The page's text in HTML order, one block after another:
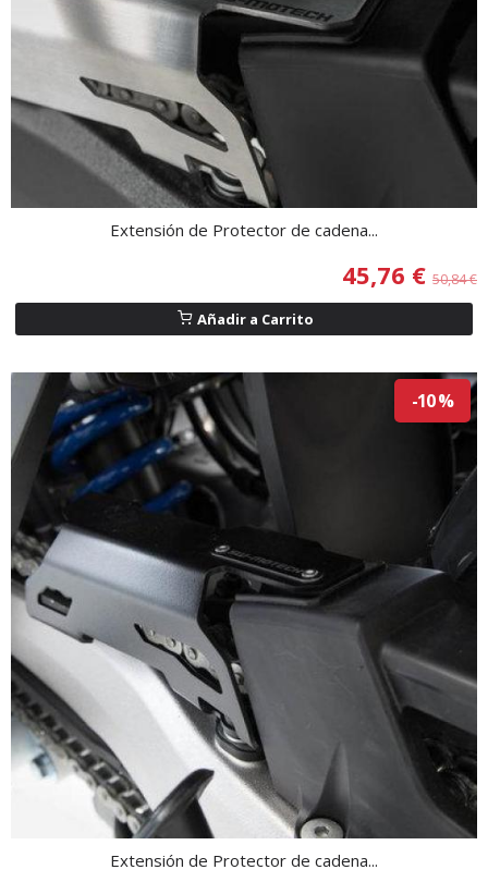
Extensión de Protector de cadena...
45,76 € 50,84 €
Añadir a Carrito
-10 %
Extensión de Protector de cadena...